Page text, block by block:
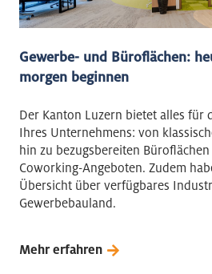
Gewerbe- und Büroflächen:
morgen beginnen
Der Kanton Luzern bietet alles für
Ihres Unternehmens: von
hin zu bezugsbereiten
Coworking-Angeboten. Zudem
Übersicht über verfügbares
Gewerbebauland.
Mehr erfahren